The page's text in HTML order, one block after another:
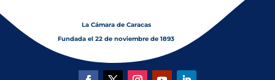
La Cámara de Caracas
Fundada el 22 de noviembre de 1893